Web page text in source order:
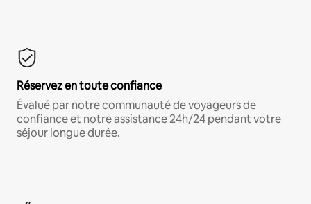
Réservez en toute confiance
Évalué par notre communauté de voyageurs de
confiance et notre assistance 24h/24 pendant votre
séjour longue durée.